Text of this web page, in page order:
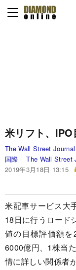
米リフト、
The Wall Street Journal
国際
The Wall Street
2019年3月18日 13:15
米配車サービス大
18日に行うロード
値の目標評価額
6000億円、1株当
情に詳しい関係者